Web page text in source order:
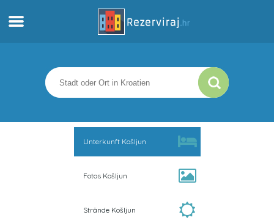
Apartments
Touristeninformation
Unterkunft Košljun
Fotos Košljun
Strände Košljun